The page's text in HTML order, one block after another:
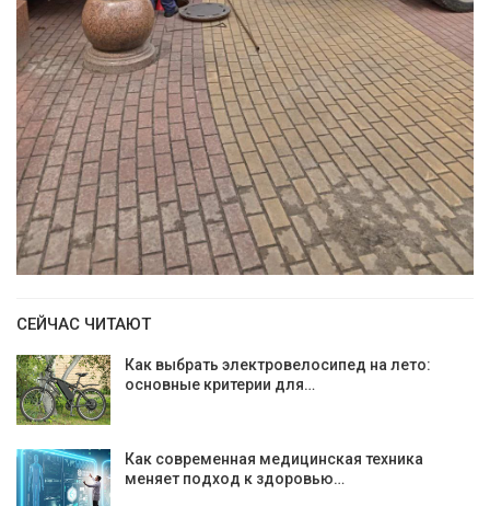
СЕЙЧАС ЧИТАЮТ
Как выбрать электровелосипед на лето:
основные критерии для…
Как современная медицинская техника
меняет подход к здоровью…